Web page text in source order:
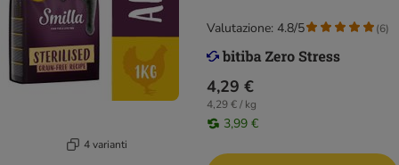
4 varianti
4,29 €
4,29 € / kg
3,99 €
Valutazione: 4.8/5 (6)